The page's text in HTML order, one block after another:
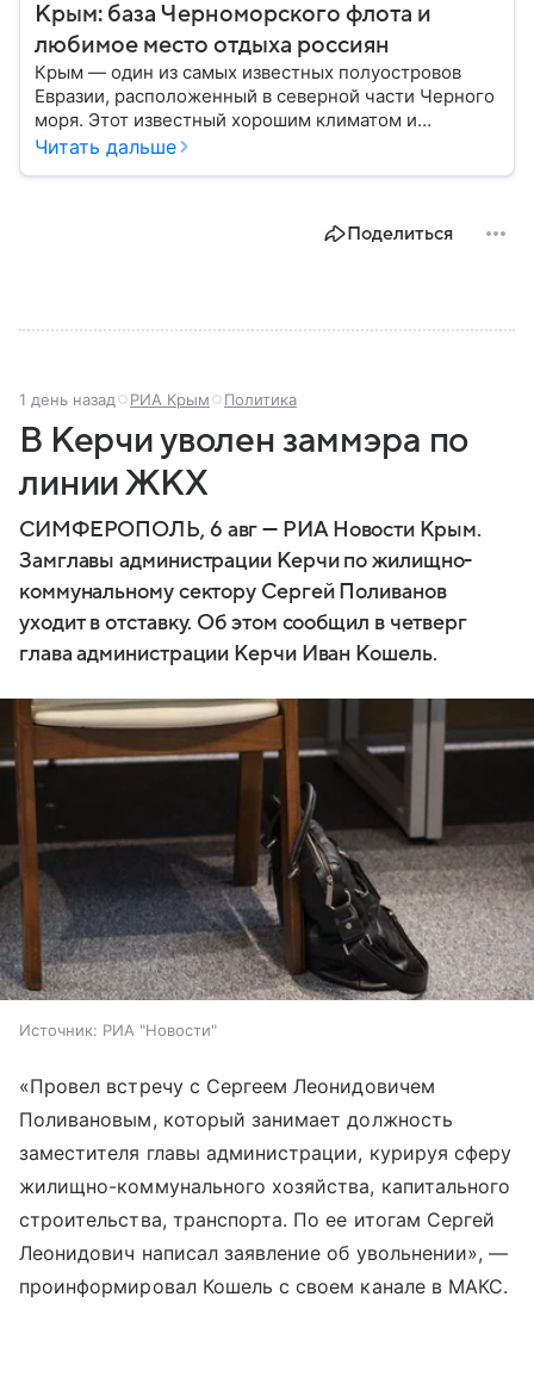
Крым: база Черноморского флота и
любимое место отдыха россиян
Крым — один из самых известных полуостровов
Евразии, расположенный в северной части Черного
моря. Этот известный хорошим климатом и
красивой природой регион имеет также огромное
положение сделало полуостров ключевой точкой
Читать дальше
Поделиться
1 день назад РИА Крым Политика
В Керчи уволен заммэра по
линии ЖКХ
СИМФЕРОПОЛЬ, 6 авг — РИА Новости Крым.
Замглавы администрации Керчи по жилищно-
коммунальному сектору Сергей Поливанов
уходит в отставку. Об этом сообщил в четверг
глава администрации Керчи Иван Кошель.
Источник: РИА "Новости"
«Провел встречу с Сергеем Леонидовичем
Поливановым, который занимает должность
заместителя главы администрации, курируя сферу
жилищно-коммунального хозяйства, капитального
строительства, транспорта. По ее итогам Сергей
Леонидович написал заявление об увольнении», —
проинформировал Кошель с своем канале в МАКС.